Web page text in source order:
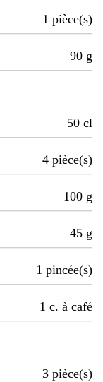
1 pièce(s)
90 g
50 cl
4 pièce(s)
100 g
45 g
1 pincée(s)
1 c. à café
3 pièce(s)